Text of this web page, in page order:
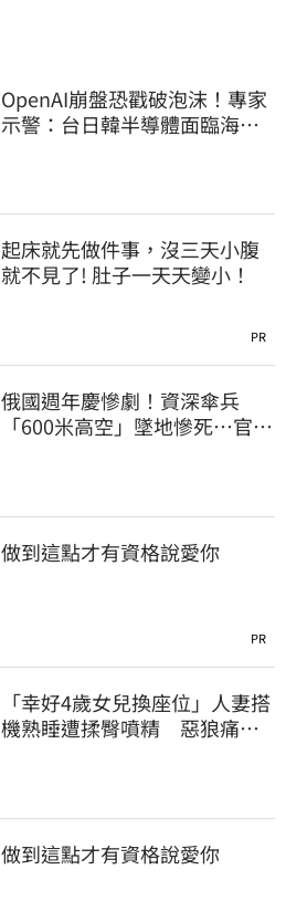
OpenAI崩盤恐戳破泡沫！專家
示警：台日韓半導體面臨海嘯
起床就先做件事，沒三天小腹
就不見了! 肚子一天天變小！
PR
俄國週年慶慘劇！資深傘兵
「600米高空」墜地慘死…官方
做到這點才有資格說愛你
PR
「幸好4歲女兒換座位」人妻搭
機熟睡遭揉臀噴精 惡狼痛哭
做到這點才有資格說愛你